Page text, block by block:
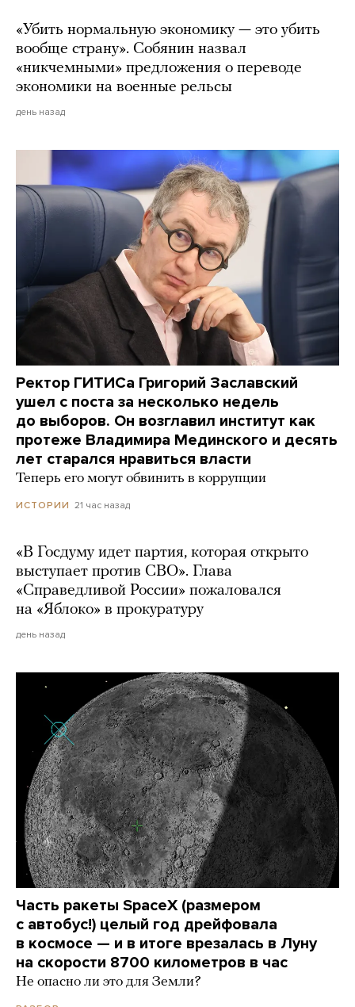
«Убить нормальную экономику — это убить
вообще страну». Собянин назвал
«никчемными» предложения о переводе
экономики на военные рельсы
день назад
Ректор ГИТИСа Григорий Заславский
ушел с поста за несколько недель
до выборов. Он возглавил институт как
протеже Владимира Мединского и десять
лет старался нравиться власти
Теперь его могут обвинить в коррупции
ИСТОРИИ 21 час назад
«В Госдуму идет партия, которая открыто
выступает против СВО». Глава
«Справедливой России» пожаловался
на «Яблоко» в прокуратуру
день назад
Часть ракеты SpaceX (размером
с автобус!) целый год дрейфовала
в космосе — и в итоге врезалась в Луну
на скорости 8700 километров в час
Не опасно ли это для Земли?